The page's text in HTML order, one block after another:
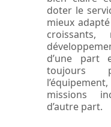
doter le
mieux
d’une part
toujours
missions
d’autre part.